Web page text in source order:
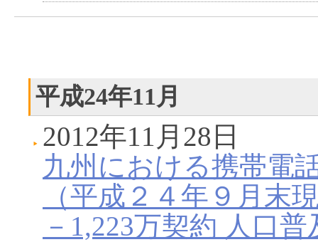
平成24年11月
2012年11月28日
九州における携帯電
（平成２４年９月末
－1,223万契約 人口普